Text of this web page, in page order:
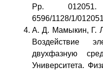
Pp.
6596/1128/1/012051
А. Д. Мамыкин, Г.
Воздействие
двухфазную
Университета.